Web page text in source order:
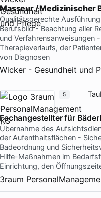
Masseur / Medizinischer
Qualitätsgerechte
Berufsbild - Beachtung aller
und Verfahrensanweisungen
Therapieverlaufs, der
von Diagnosen
Wicker - Gesundheit und
Fachangestellter für
Übernahme des
der Aufenthaltsflächen -
Badeordnung und
Hilfe-Maßnahmen im
Einrichtung, den
3raum
5